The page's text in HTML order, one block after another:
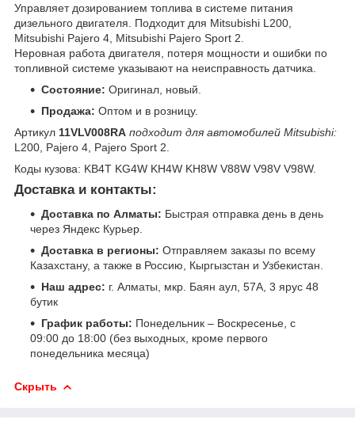
Управляет дозированием топлива в системе питания
дизельного двигателя. Подходит для Mitsubishi L200,
Mitsubishi Pajero 4, Mitsubishi Pajero Sport 2.
Неровная работа двигателя, потеря мощности и ошибки по
топливной системе указывают на неисправность датчика.
Состояние: Оригинал, новый.
Продажа: Оптом и в розницу.
Артикул 11VLV008RA подходит для автомобилей Mitsubishi:
L200, Pajero 4, Pajero Sport 2.
Коды кузова: KB4T KG4W KH4W KH8W V88W V98V V98W.
Доставка и контакты:
Доставка по Алматы: Быстрая отправка день в день
через Яндекс Курьер.
Доставка в регионы: Отправляем заказы по всему
Казахстану, а также в Россию, Кыргызстан и Узбекистан.
Наш адрес: г. Алматы, мкр. Баян аул, 57А, 3 ярус 48
бутик
График работы: Понедельник – Воскресенье, с
09:00 до 18:00 (без выходных, кроме первого
понедельника месяца)
Скрыть